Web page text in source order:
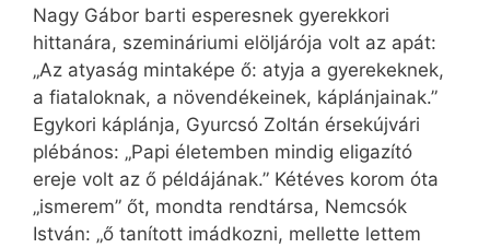
Nagy Gábor barti esperesnek gyerekkori
hittanára, szemináriumi elöljárója volt az apát:
„Az atyaság mintaképe ő: atyja a gyerekeknek,
a fiataloknak, a növendékeinek, káplánjainak.”
Egykori káplánja, Gyurcsó Zoltán érsekújvári
plébános: „Papi életemben mindig eligazító
ereje volt az ő példájának.” Kétéves korom óta
„ismerem” őt, mondta rendtársa, Nemcsók
István: „ő tanított imádkozni, mellette lettem